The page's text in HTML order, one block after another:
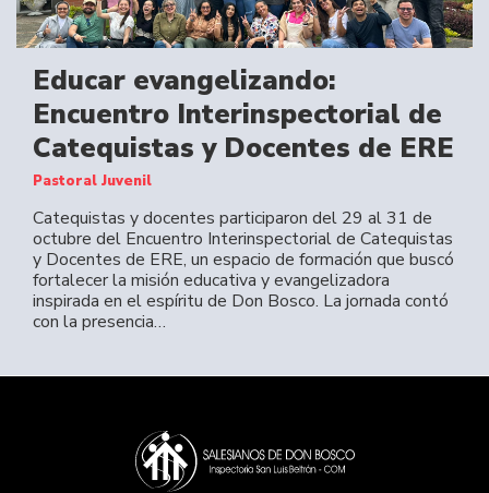
Educar evangelizando:
Encuentro Interinspectorial de
Catequistas y Docentes de ERE
Pastoral Juvenil
Catequistas y docentes participaron del 29 al 31 de
octubre del Encuentro Interinspectorial de Catequistas
y Docentes de ERE, un espacio de formación que buscó
fortalecer la misión educativa y evangelizadora
inspirada en el espíritu de Don Bosco. La jornada contó
con la presencia…